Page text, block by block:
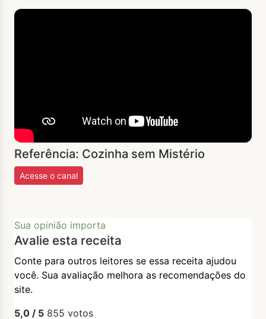
Referência: Cozinha sem Mistério
Acesse o canal
Sua opinião importa
Avalie esta receita
Conte para outros leitores se essa receita ajudou
você. Sua avaliação melhora as recomendações do
site.
5,0 / 5 855 votos